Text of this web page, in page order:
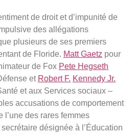
de droit et d’impunité de
des allégations
plusieurs de ses premiers
de Floride. Matt Gaetz pour
de Fox Pete Hegseth
et Robert F. Kennedy Jr.
et aux Services sociaux –
accusations de comportement
l’une des rares femmes
désignée à l’Éducation